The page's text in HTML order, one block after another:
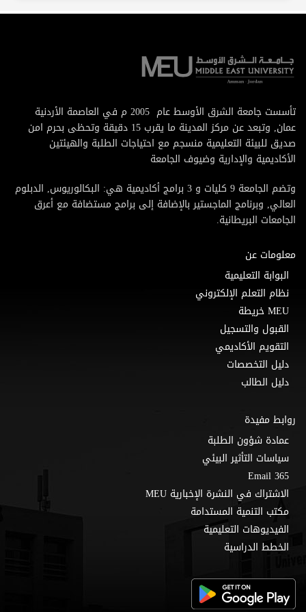
تأسست جامعة الشرق الأوسط عام 2005 م في العاصمة الأردنية
عمان, وتبعد عن مركز المدينة ما يقرب 15 دقيقة وتحظى بحرم امن
صديق للبيئة التعليمية منسجم مع احتياجات الطلبة والهيئتين
الأكاديمية والإدارية وضيوف الجامعة
وتضم الجامعة 9 كليات و 3 برامج أكاديمية هي: البكالوريوس, الدبلوم
العالي, وبرنامج الماجستير بالإضافة إلى برامج مستضافة مع أعرق
الجامعات البريطانية.
معلومات عن
البوابة التعليمية
نظام التعلم الإلكتروني
MEU خريطة
القبول والتسجيل
التقويم الأكاديمي
دليل التخصصات
دليل الطالب
روابط مفيدة
عمادة شؤون الطلبة
سياسات التأثير البيئي
Email 365
الاشتراك في النشرة الإخبارية MEU
مكتب التنمية المستدامة
الفيديوهات التعليمية
الخطط الدراسية